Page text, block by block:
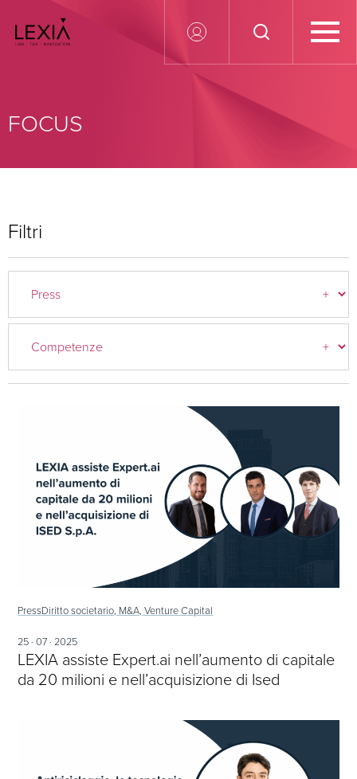
FOCUS
Filtri
PressDiritto societario, M&A, Venture Capital
25 · 07 · 2025
LEXIA assiste Expert.ai nell’aumento di capitale
da 20 milioni e nell’acquisizione di Ised